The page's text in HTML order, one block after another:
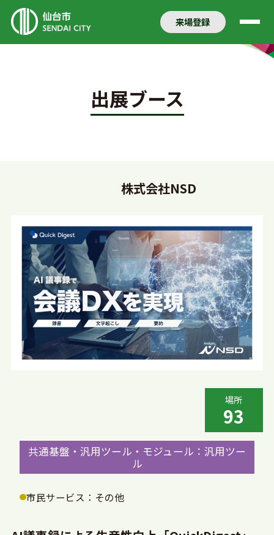
来場登録
出展ブース
株式会社NSD
共通基盤・汎用ツール・モジュール：汎用ツー
ル
市民サービス：その他
場所
93